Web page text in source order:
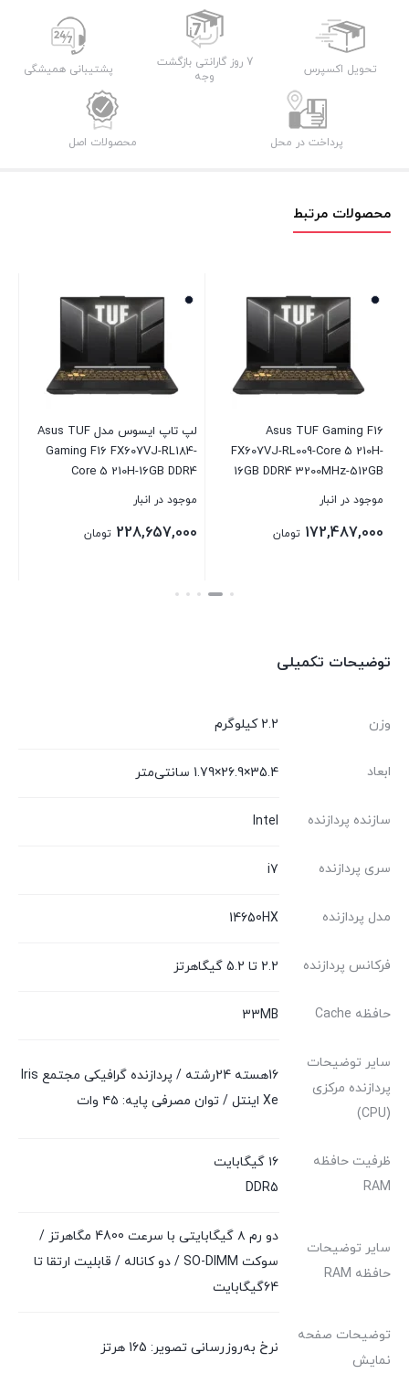
تحویل اکسپرس
7 روز گارانتی بازگشت
وجه
پشتیبانی همیشگی
پرداخت در محل محصولات اصل
محصولات مرتبط
Asus TUF Gaming F16
FX607VJ-RL009-Core 5 210H-
16GB DDR4 3200MHz-512GB
SSD-RTX3050 6GB-FHD 144Hz
موجود در انبار
172,487,000 تومان
لپ تاپ ایسوس مدل Asus TUF
Gaming F16 FX607VJ-RL184-
Core 5 210H-16GB DDR4
3200MHz-512GB SSD-RTX3050
موجود در انبار
228,657,000 تومان
بستن
توضیحات تکمیلی
وزن 2.2 کیلوگرم
ابعاد 35.4×26.9×1.79 سانتی‌متر
سازنده پردازنده Intel
سری پردازنده i7
مدل پردازنده 14650HX
فرکانس پردازنده 2.2 تا 5.2 گیگاهرتز
حافظه Cache 33MB
سایر توضیحات
پردازنده مرکزی
(CPU)
16هسته 24رشته / پردازنده گرافیکی مجتمع Iris
Xe اینتل / توان مصرفی پایه: ۴۵ وات
ظرفیت حافظه
RAM
۱۶ گیگابایت
DDR5
سایر توضیحات
حافظه RAM
دو رم ۸ گیگابایتی با سرعت 4800 مگاهرتز /
سوکت SO-DIMM / دو کاناله / قابلیت ارتقا تا
64گیگابایت
توضیحات صفحه
نمایش
نرخ به‌روزرسانی تصویر: 165 هرتز